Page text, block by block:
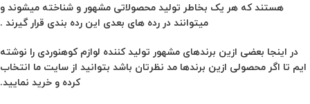
هستند که هر یک بخاطر تولید محصولاتی مشهور و شناخته میشوند و
میتوانند در رده های بعدی این رده بندی قرار گیرند .
در اینجا بعضی ازین برندهای مشهور تولید کننده لوازم کوهنوردی را نوشته
ایم تا اگر محصولی ازین برندها مد نظرتان باشد بتوانید از سایت ما انتخاب
کرده و خرید نمایید.